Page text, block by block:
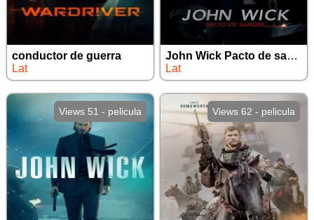
conductor de guerra
Lat
John Wick Pacto de sangre
Lat
Views 51 - pelicula Views 62 - pelicula